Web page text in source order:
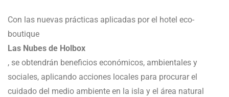
Con las nuevas prácticas aplicadas por el hotel eco-
boutique
Las Nubes de Holbox
, se obtendrán beneficios económicos, ambientales y
sociales, aplicando acciones locales para procurar el
cuidado del medio ambiente en la isla y el área natural